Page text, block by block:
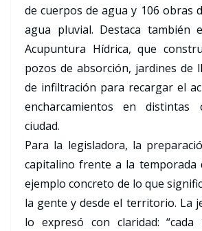
de cuerpos de agua y 106 obras
agua pluvial. Destaca también
Acupuntura Hídrica, que
pozos de absorción, jardines de
de infiltración para recargar el
encharcamientos en distintas
ciudad.
Para la legisladora, la
capitalino frente a la temporada
ejemplo concreto de lo que
la gente y desde el territorio. La
lo expresó con claridad: “cada